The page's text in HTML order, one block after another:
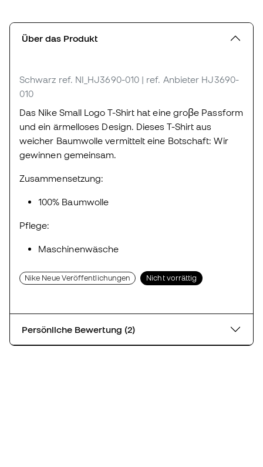
Über das Produkt
Schwarz ref. NI_HJ3690-010 | ref. Anbieter HJ3690-
010
Das Nike Small Logo T-Shirt hat eine groβe Passform
und ein ärmelloses Design. Dieses T-Shirt aus
weicher Baumwolle vermittelt eine Botschaft: Wir
gewinnen gemeinsam.
Zusammensetzung:
100% Baumwolle
Pflege:
Maschinenwäsche
Nike Neue Veröffentlichungen Nicht vorrättig
Persönliche Bewertung (2)